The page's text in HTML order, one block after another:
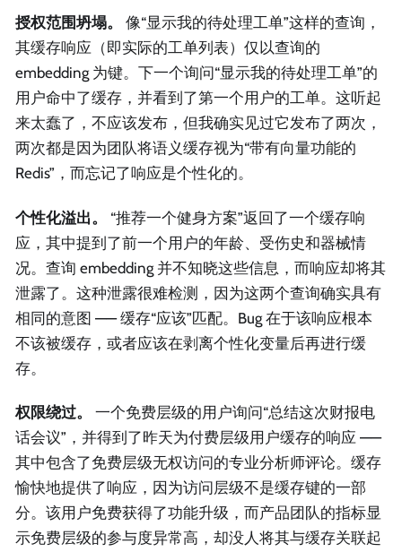
授权范围坍塌。
像“显示我的待处理工单”这样的查询，
其缓存响应（即实际的工单列表）仅以查询的
embedding 为键。下一个询问“显示我的待处理工单”的
用户命中了缓存，并看到了第一个用户的工单。这听起
来太蠢了，不应该发布，但我确实见过它发布了两次，
两次都是因为团队将语义缓存视为“带有向量功能的
Redis”，而忘记了响应是个性化的。
个性化溢出。
“推荐一个健身方案”返回了一个缓存响
应，其中提到了前一个用户的年龄、受伤史和器械情
况。查询 embedding 并不知晓这些信息，而响应却将其
泄露了。这种泄露很难检测，因为这两个查询确实具有
相同的意图 —— 缓存“应该”匹配。Bug 在于该响应根本
不该被缓存，或者应该在剥离个性化变量后再进行缓
存。
权限绕过。
一个免费层级的用户询问“总结这次财报电
话会议”，并得到了昨天为付费层级用户缓存的响应 ——
其中包含了免费层级无权访问的专业分析师评论。缓存
愉快地提供了响应，因为访问层级不是缓存键的一部
分。该用户免费获得了功能升级，而产品团队的指标显
示免费层级的参与度异常高，却没人将其与缓存关联起